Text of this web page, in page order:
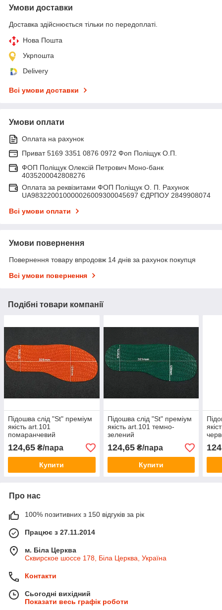
Умови доставки
Доставка здійснюється тільки по передоплаті.
Нова Пошта
Укрпошта
Delivery
Всі умови доставки
Умови оплати
Оплата на рахунок
Приват 5169 3351 0876 0972 Фоп Поліщук О.П.
ФОП Поліщук Олексій Петрович Моно-банк
4035200042808276
Оплата за реквізитами ФОП Поліщук О. П. Рахунок
UA983220010000026009300045697 ЄДРПОУ 2849908074
Всі умови оплати
Умови повернення
Повернення товару впродовж 14 днів за рахунок покупця
Всі умови повернення
Подібні товари компанії
Підошва слід "St" преміум
якість art.101
помаранчевий
124,65 ₴/пара
Купити
Підошва слід "St" преміум
якість art.101 темно-
зелений
124,65₴/пара
Купити
Про нас
100% позитивних з 150 відгуків за рік
Працює з 27.11.2014
м. Біла Церква
Сквирское шоссе 178, Біла Церква, Україна
Контакти
Сьогодні вихідний
Показати весь графік роботи